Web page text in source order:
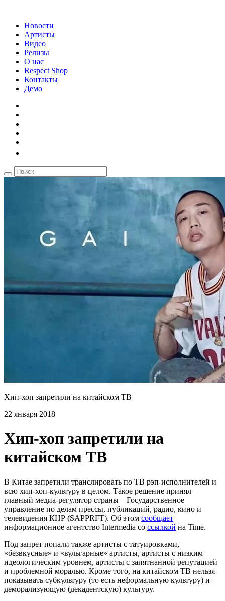
Новости
Артисты
Видео
Релизы
О нас
Respect Shop
Контакты
Демо
Хип-хоп запретили на китайском ТВ
22 января 2018
Хип-хоп запретили на
китайском ТВ
В Китае запретили транслировать по ТВ рэп-исполнителей и
всю хип-хоп-культуру в целом. Такое решение принял
главный медиа-регулятор страны – Государственное
управление по делам прессы, публикаций, радио, кино и
телевидения КНР (SAPPRFT). Об этом сообщает
информационное агентство Intermedia со ссылкой на Time.
Под запрет попали также артисты с татуировками,
«безвкусные» и «вульгарные» артисты, артисты с низким
идеологическим уровнем, артисты с запятнанной репутацией
и проблемной моралью. Кроме того, на китайском ТВ нельзя
показывать субкультуру (то есть неформальную культуру) и
деморализующую (декадентскую) культуру.